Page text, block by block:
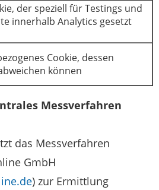
der speziell für Testings und
innerhalb Analytics gesetzt
Cookie, dessen
können
Messverfahren
das Messverfahren
GmbH
) zur Ermittlung